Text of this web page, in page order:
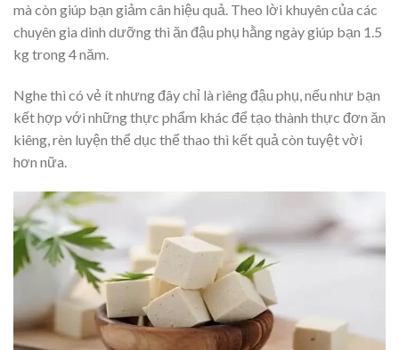
mà còn giúp bạn giảm cân hiệu quả. Theo lời khuyên của các
chuyên gia dinh dưỡng thì ăn đậu phụ hằng ngày giúp bạn 1.5
kg trong 4 năm.
Nghe thì có vẻ ít nhưng đây chỉ là riêng đậu phụ, nếu như bạn
kết hợp với những thực phẩm khác để tạo thành thực đơn ăn
kiêng, rèn luyện thể dục thể thao thì kết quả còn tuyệt vời
hơn nữa.